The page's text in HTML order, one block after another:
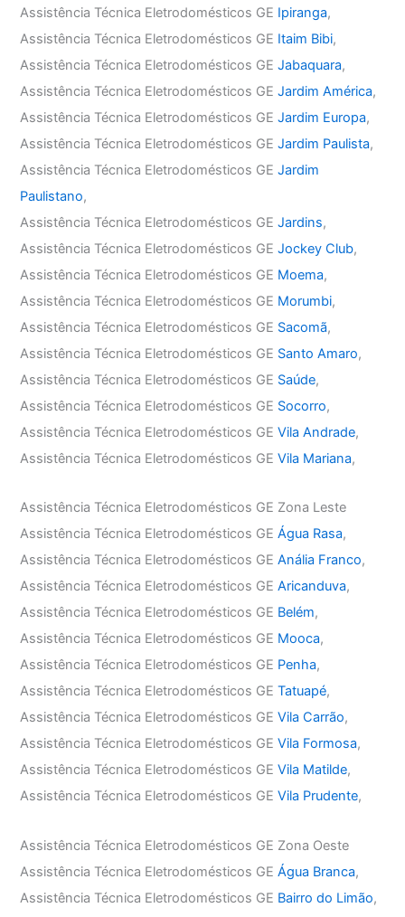
Assistência Técnica Eletrodomésticos GE Ipiranga,
Assistência Técnica Eletrodomésticos GE Itaim Bibi,
Assistência Técnica Eletrodomésticos GEJabaquara,
Assistência Técnica Eletrodomésticos GEJardim América,
Assistência Técnica Eletrodomésticos GEJardim Europa,
Assistência Técnica Eletrodomésticos GEJardim Paulista,
Assistência Técnica Eletrodomésticos GEJardim
Paulistano,
Assistência Técnica Eletrodomésticos GEJardins,
Assistência Técnica Eletrodomésticos GEJockey Club,
Assistência Técnica Eletrodomésticos GE Moema,
Assistência Técnica Eletrodomésticos GE Morumbi,
Assistência Técnica Eletrodomésticos GE Sacomã,
Assistência Técnica Eletrodomésticos GE Santo Amaro,
Assistência Técnica Eletrodomésticos GE Saúde,
Assistência Técnica Eletrodomésticos GE Socorro,
Assistência Técnica Eletrodomésticos GEVila Andrade,
Assistência Técnica Eletrodomésticos GEVila Mariana,
Assistência Técnica Eletrodomésticos GE Zona Leste
Assistência Técnica Eletrodomésticos GEÁgua Rasa,
Assistência Técnica Eletrodomésticos GEAnália Franco,
Assistência Técnica Eletrodomésticos GEAricanduva,
Assistência Técnica Eletrodomésticos GE Belém,
Assistência Técnica Eletrodomésticos GE Mooca,
Assistência Técnica Eletrodomésticos GE Penha,
Assistência Técnica Eletrodomésticos GETatuapé,
Assistência Técnica Eletrodomésticos GEVila Carrão,
Assistência Técnica Eletrodomésticos GEVila Formosa,
Assistência Técnica Eletrodomésticos GEVila Matilde,
Assistência Técnica Eletrodomésticos GEVila Prudente,
Assistência Técnica Eletrodomésticos GE Zona Oeste
Assistência Técnica Eletrodomésticos GEÁgua Branca,
Assistência Técnica Eletrodomésticos GE Bairro do Limão,